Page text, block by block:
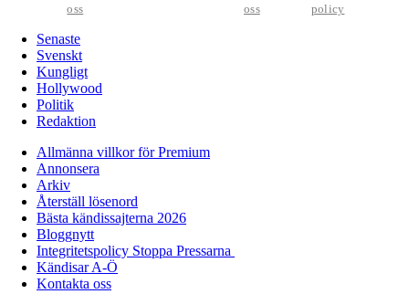
oss
oss
policy
Senaste
Svenskt
Kungligt
Hollywood
Politik
Redaktion
Allmänna villkor för Premium
Annonsera
Arkiv
Återställ lösenord
Bästa kändissajterna 2026
Bloggnytt
Integritetspolicy Stoppa Pressarna
Kändisar A-Ö
Kontakta oss